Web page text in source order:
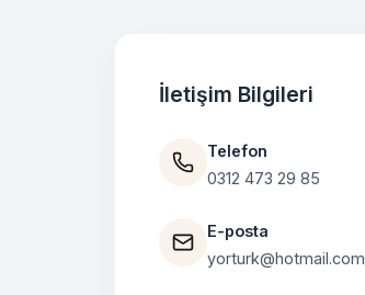
İletişim Bilgileri
Telefon
0312 473 29 85
E-posta
yorturk@hotmail.com